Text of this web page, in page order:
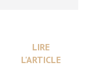
LIRE
L'ARTICLE